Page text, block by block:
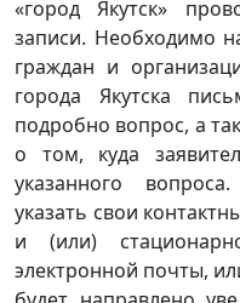
«город Якутск»
записи. Необходимо
граждан и
города Якутска
подробно вопрос, а
о том, куда
указанного
указать свои
и (или)
электронной почты,